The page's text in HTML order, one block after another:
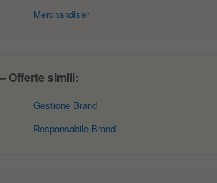
Merchandiser
Offerte simili:
Gestione Brand
Responsabile Brand